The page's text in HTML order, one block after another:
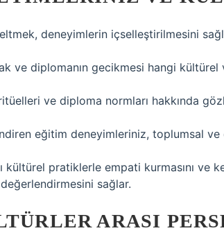
deneyimlerin içselleştirilmesini
ve diplomanın gecikmesi hangi kültürel
ve diploma normları hakkında
eğitim deneyimleriniz, toplumsal
kültürel pratiklerle empati kurmasını ve
sağlar.
ARASI